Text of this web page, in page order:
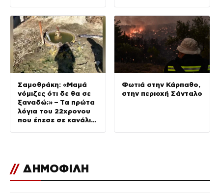
Σαμοθράκη: «Μαμά
νόμιζες ότι δε θα σε
ξαναδώ;» – Τα πρώτα
λόγια του 22χρονου
που έπεσε σε κανάλι
Φωτιά στην Κάρπαθο,
στην περιοχή Σάνταλο
// ΔΗΜΟΦΙΛΗ